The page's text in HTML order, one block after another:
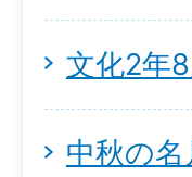
文化2年
中秋の